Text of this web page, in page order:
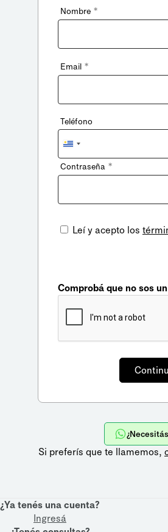
Nombre *
Email *
Teléfono
Uruguay
+598
Contraseña *
Leí y acepto los
Comprobá que no sos
Si preferís que te llamemos,
¿Ya tenés una cuenta?
Ingresá